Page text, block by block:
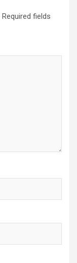
Required fields